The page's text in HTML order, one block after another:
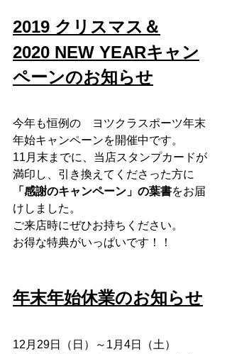
2019 クリスマス＆
2020 NEW YEARキャン
ペーンのお知らせ
今年も恒例の　ヨツクラスポーツ年末
年始キャンペーンを開催中です。
11月末までに、当店スタンプカードが
満印し、引き換えてくださった方に
「感謝のキャンペーン」の葉書をお届
けしました。
ご来店時にぜひお持ちください。
お得な特典がいっぱいです！！
年末年始休業のお知らせ
12月29日（日）～1月4日（土）